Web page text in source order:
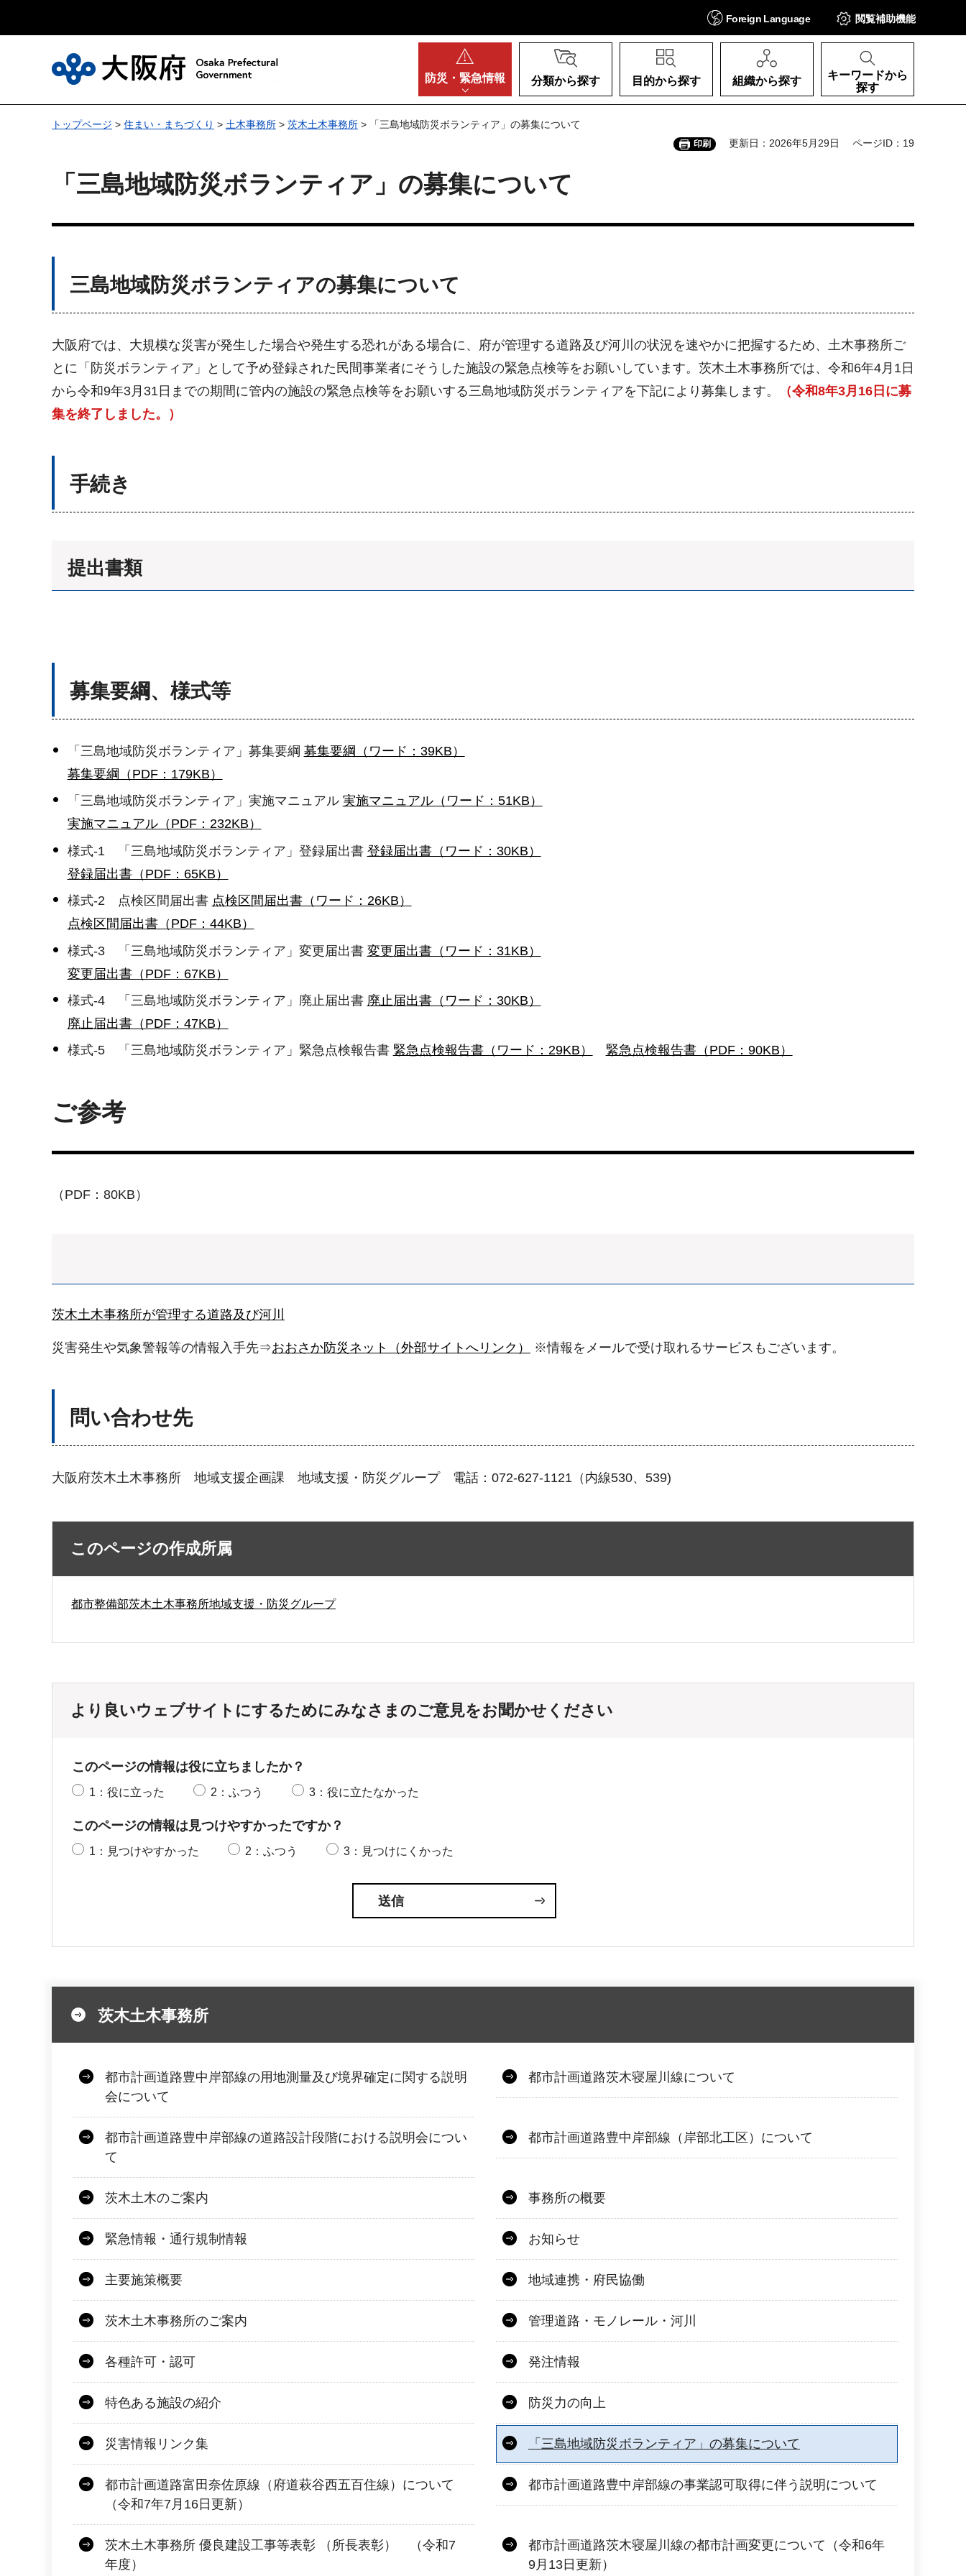
Foreign Language 閲覧補助機能
防災・ 緊急情報 分類から探す 目的から探す 組織から探す
キーワードから
探す
トップページ > 住まい・まちづくり > 土木事務所 > 茨木土木事務所 > 「三島地域防災ボランティア」の募集について
印刷 更新日：2026年5月29日 ページID：19
「三島地域防災ボランティア」の募集について
三島地域防災ボランティアの募集について
大阪府では、大規模な災害が発生した場合や発生する恐れがある場合に、府が管理する道路及び河川の状況を速やかに把握するため、土木事務所ご
とに「防災ボランティア」として予め登録された民間事業者にそうした施設の緊急点検等をお願いしています。茨木土木事務所では、令和6年4月1日
から令和9年3月31日までの期間に管内の施設の緊急点検等をお願いする三島地域防災ボランティアを下記により募集します。
（令和8年3月16日に募
集を終了しました。）
手続き
提出書類
募集要綱、様式等
「三島地域防災ボランティア」募集要綱 募集要綱（ワード：39KB）
募集要綱（PDF：179KB）
「三島地域防災ボランティア」実施マニュアル 実施マニュアル（ワード：51KB）
実施マニュアル（PDF：232KB）
様式-1 「三島地域防災ボランティア」登録届出書 登録届出書（ワード：30KB）
登録届出書（PDF：65KB）
様式-2 点検区間届出書 点検区間届出書（ワード：26KB）
点検区間届出書（PDF：44KB）
様式-3 「三島地域防災ボランティア」変更届出書 変更届出書（ワード：31KB）
変更届出書（PDF：67KB）
様式-4 「三島地域防災ボランティア」廃止届出書 廃止届出書（ワード：30KB）
廃止届出書（PDF：47KB）
様式-5 「三島地域防災ボランティア」緊急点検報告書 緊急点検報告書（ワード：29KB） 緊急点検報告書（PDF：90KB）
ご参考
（PDF：80KB）
茨木土木事務所が管理する道路及び河川
災害発生や気象警報等の情報入手先⇒おおさか防災ネット（外部サイトへリンク） ※情報をメールで受け取れるサービスもございます。
問い合わせ先
大阪府茨木土木事務所 地域支援企画課 地域支援・防災グループ 電話：072-627-1121（内線530、539)
このページの作成所属
都市整備部茨木土木事務所地域支援・防災グループ
より良いウェブサイトにするためにみなさまのご意見をお聞かせください
このページの情報は役に立ちましたか？
1：役に立った 2：ふつう 3：役に立たなかった
このページの情報は見つけやすかったですか？
1：見つけやすかった 2：ふつう 3：見つけにくかった
茨木土木事務所
都市計画道路豊中岸部線の用地測量及び境界確定に関する説明
会について
都市計画道路茨木寝屋川線について
都市計画道路豊中岸部線の道路設計段階における説明会につい
て
都市計画道路豊中岸部線（岸部北工区）について
茨木土木のご案内 事務所の概要
緊急情報・通行規制情報 お知らせ
主要施策概要 地域連携・府民協働
茨木土木事務所のご案内 管理道路・モノレール・河川
各種許可・認可 発注情報
特色ある施設の紹介 防災力の向上
災害情報リンク集 「三島地域防災ボランティア」の募集について
都市計画道路富田奈佐原線（府道萩谷西五百住線）について
（令和7年7月16日更新）
都市計画道路豊中岸部線の事業認可取得に伴う説明について
茨木土木事務所 優良建設工事等表彰 （所長表彰） （令和7
年度）
都市計画道路茨木寝屋川線の都市計画変更について（令和6年
9月13日更新）